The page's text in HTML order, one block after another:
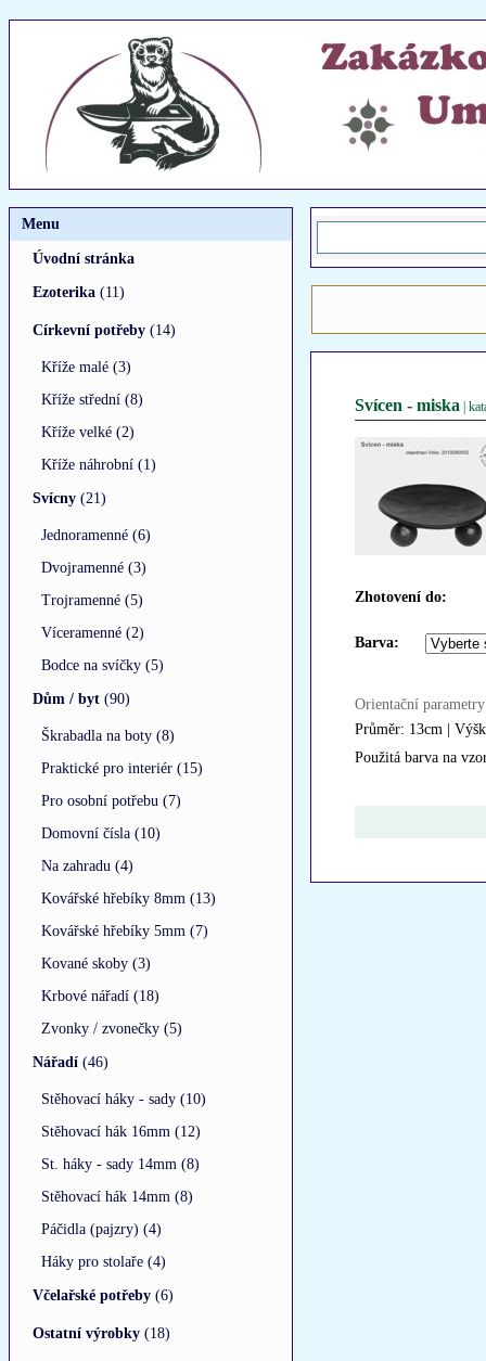
Menu
Úvodní stránka
Ezoterika (11)
Církevní potřeby (14)
Kříže malé (3)
Kříže střední (8)
Kříže velké (2)
Kříže náhrobní (1)
Svícny (21)
Jednoramenné (6)
Dvojramenné (3)
Trojramenné (5)
Víceramenné (2)
Bodce na svíčky (5)
Dům / byt (90)
Škrabadla na boty (8)
Praktické pro interiér (15)
Pro osobní potřebu (7)
Domovní čísla (10)
Na zahradu (4)
Kovářské hřebíky 8mm (13)
Kovářské hřebíky 5mm (7)
Kované skoby (3)
Krbové nářadí (18)
Zvonky / zvonečky (5)
Nářadí (46)
Stěhovací háky - sady (10)
Stěhovací hák 16mm (12)
St. háky - sady 14mm (8)
Stěhovací hák 14mm (8)
Páčidla (pajzry) (4)
Háky pro stolaře (4)
Včelařské potřeby (6)
Ostatní výrobky (18)
Svícen - miska |
Zhotovení do:
Barva:
Orientační
Průměr: 13cm |
Použitá barva na